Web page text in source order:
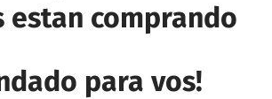
estan comprando
para vos!